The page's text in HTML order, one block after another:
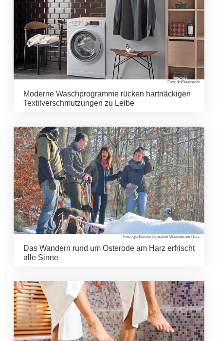
Foto: djd/Bauknecht
Moderne Waschprogramme rücken hartnäckigen
Textilverschmutzungen zu Leibe
Foto: djd/Touristinformation Osterode am Harz
Das Wandern rund um Osterode am Harz erfrischt
alle Sinne